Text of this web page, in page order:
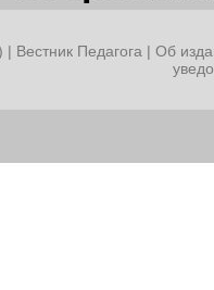
| Вестник Педагога | Об